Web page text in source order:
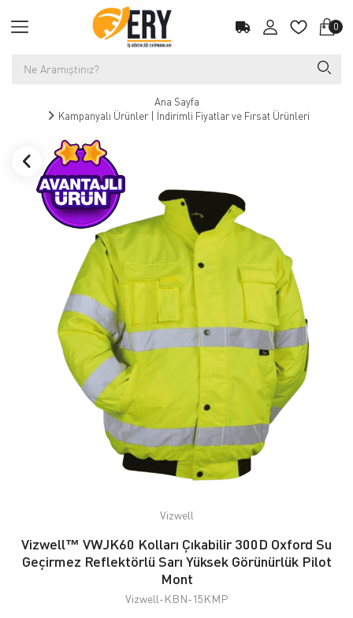
0
Ana Sayfa
Kampanyalı Ürünler | İndirimli Fiyatlar ve Fırsat Ürünleri
Vizwell
Vizwell™ VWJK60 Kolları Çıkabilir 300D Oxford Su
Geçirmez Reflektörlü Sarı Yüksek Görünürlük Pilot
Mont
Vizwell-KBN-15KMP